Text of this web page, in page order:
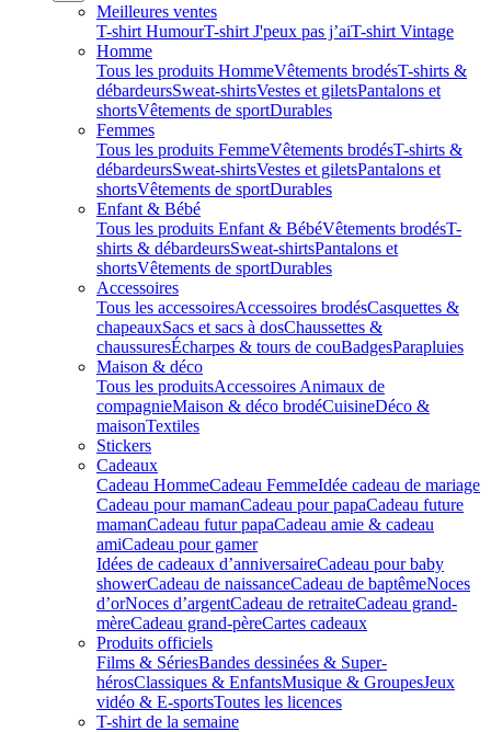
Meilleures ventes
T-shirt HumourT-shirt J'peux pas j’aiT-shirt Vintage
Homme
Tous les produits HommeVêtements brodésT-shirts &
débardeursSweat-shirtsVestes et giletsPantalons et
shortsVêtements de sportDurables
Femmes
Tous les produits FemmeVêtements brodésT-shirts &
débardeursSweat-shirtsVestes et giletsPantalons et
shortsVêtements de sportDurables
Enfant & Bébé
Tous les produits Enfant & BébéVêtements brodésT-
shirts & débardeursSweat-shirtsPantalons et
shortsVêtements de sportDurables
Accessoires
Tous les accessoiresAccessoires brodésCasquettes &
chapeauxSacs et sacs à dosChaussettes &
chaussuresÉcharpes & tours de couBadgesParapluies
Maison & déco
Tous les produitsAccessoires Animaux de
compagnieMaison & déco brodéCuisineDéco &
maisonTextiles
Stickers
Cadeaux
Cadeau HommeCadeau FemmeIdée cadeau de mariage​
Cadeau pour mamanCadeau pour papaCadeau future
mamanCadeau futur papaCadeau amie & cadeau
amiCadeau pour gamer
Idées de cadeaux d’anniversaireCadeau pour baby
showerCadeau de naissanceCadeau de baptêmeNoces
d’orNoces d’argentCadeau de retraiteCadeau grand-
mèreCadeau grand-pèreCartes cadeaux
Produits officiels
Films & SériesBandes dessinées & Super-
hérosClassiques & EnfantsMusique & GroupesJeux
vidéo & E-sportsToutes les licences
T-shirt de la semaine